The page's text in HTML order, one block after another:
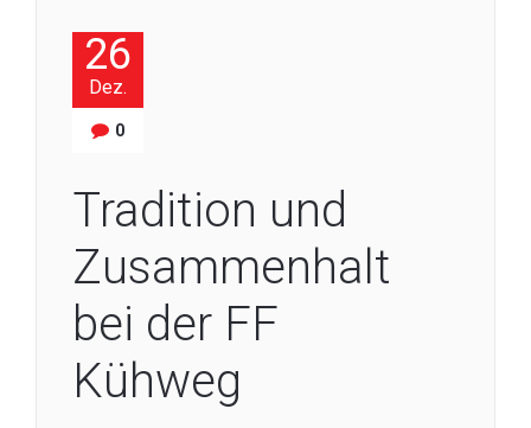
26
Dez.
0
Tradition und
Zusammenhalt
bei der FF
Kühweg